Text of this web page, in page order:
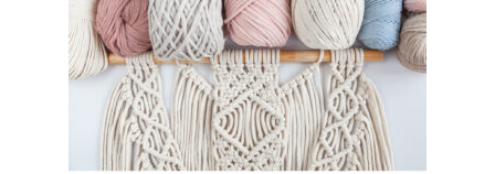
Опции
можно
выбрать
на
странице
товара.